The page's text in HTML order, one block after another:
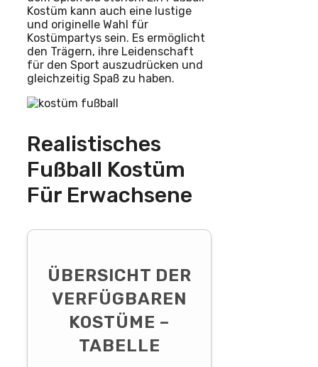
Kostüm kann auch eine lustige
und originelle Wahl für
Kostümpartys sein. Es ermöglicht
den Trägern, ihre Leidenschaft
für den Sport auszudrücken und
gleichzeitig Spaß zu haben.
Realistisches
Fußball Kostüm
Für Erwachsene
ÜBERSICHT DER
VERFÜGBAREN
KOSTÜME –
TABELLE